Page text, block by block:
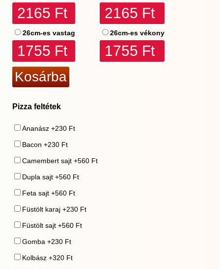
2165 Ft 2165 Ft
26cm-es vastag
1755 Ft
26cm-es vékony
1755 Ft
Pizza feltétek
Ananász +230 Ft
Bacon +230 Ft
Camembert sajt +560 Ft
Dupla sajt +560 Ft
Feta sajt +560 Ft
Füstölt karaj +230 Ft
Füstölt sajt +560 Ft
Gomba +230 Ft
Kolbász +320 Ft